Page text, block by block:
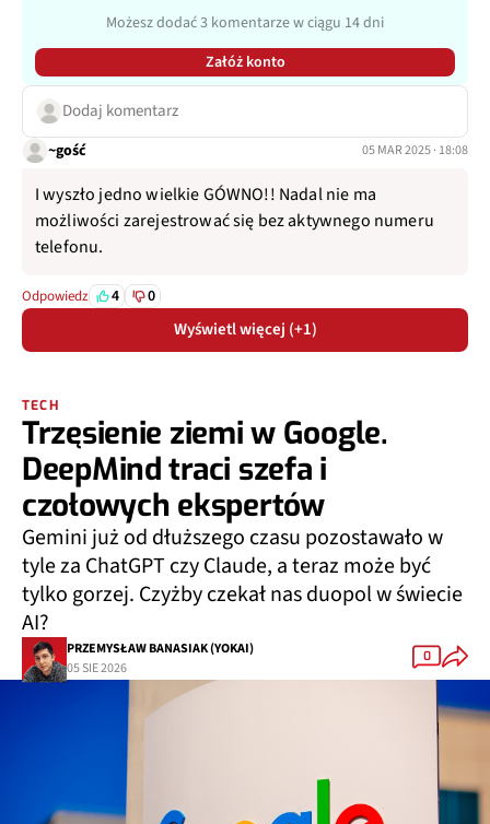
Możesz dodać 3 komentarze w ciągu 14 dni
Załóż konto
Dodaj komentarz
~gość 05 MAR 2025 · 18:08
I wyszło jedno wielkie GÓWNO!! Nadal nie ma
możliwości zarejestrować się bez aktywnego numeru
telefonu.
Odpowiedz 4 0
Wyświetl więcej (+1)
TECH
Trzęsienie ziemi w Google.
DeepMind traci szefa i
czołowych ekspertów
Gemini już od dłuższego czasu pozostawało w
tyle za ChatGPT czy Claude, a teraz może być
tylko gorzej. Czyżby czekał nas duopol w świecie
AI?
PRZEMYSŁAW BANASIAK (YOKAI)
05 SIE 2026
0